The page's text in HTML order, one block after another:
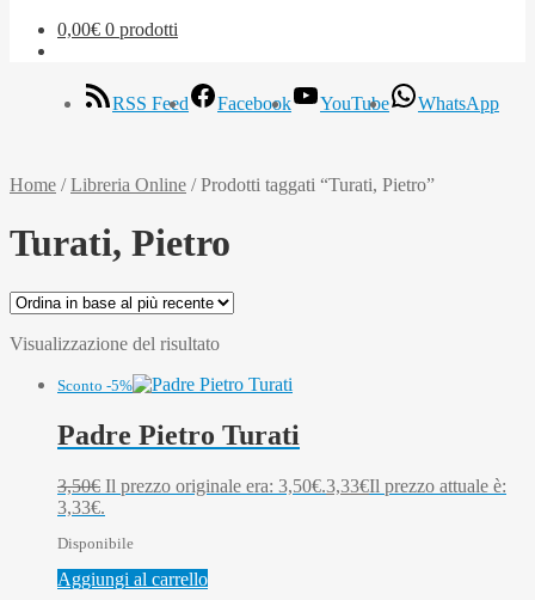
0,00€ 0 prodotti
RSS Feed Facebook YouTube WhatsApp
Home /Libreria Online /Prodotti taggati “Turati, Pietro”
Turati, Pietro
Visualizzazione del risultato
Sconto -5%
Padre Pietro Turati
3,50€ Il prezzo originale era: 3,50€.3,33€Il prezzo attuale è:
3,33€.
Disponibile
Aggiungi al carrello